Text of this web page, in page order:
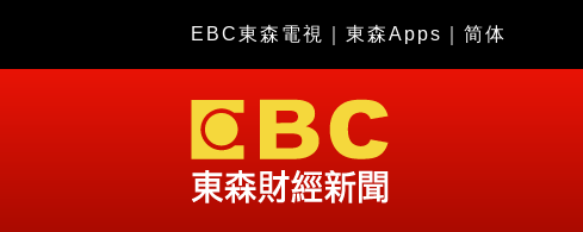
EBC東森電視 東森Apps 简体